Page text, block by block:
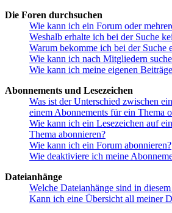
Die Foren durchsuchen
Wie kann ich ein Forum oder
Weshalb erhalte ich bei der Suche
Warum bekomme ich bei der Suche
Wie kann ich nach Mitgliedern
Wie kann ich meine eigenen
Abonnements und Lesezeichen
Was ist der Unterschied zwischen
einem Abonnements für ein Thema
Wie kann ich ein Lesezeichen auf
Thema abonnieren?
Wie kann ich ein Forum abonnieren?
Wie deaktiviere ich meine
Dateianhänge
Welche Dateianhänge sind in
Kann ich eine Übersicht all meiner